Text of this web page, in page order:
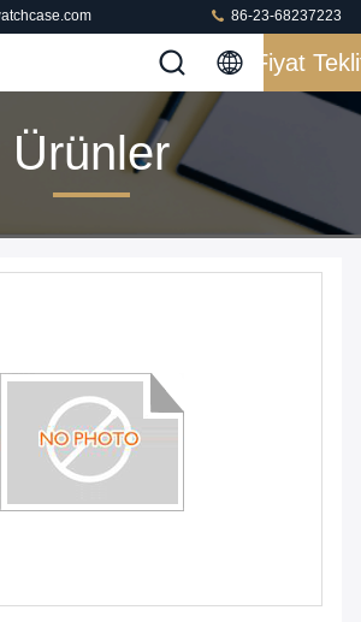
86-23-68237223
Fiyat
Ürünler